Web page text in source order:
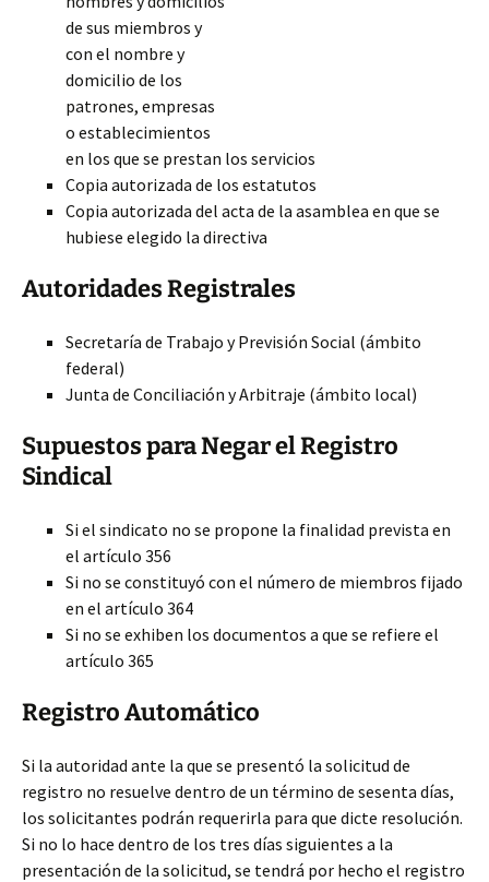
de sus miembros y
con el nombre y
domicilio de los
patrones, empresas
o establecimientos
en los que se prestan los servicios
Copia autorizada de los estatutos
Copia autorizada del acta de la asamblea en que se
hubiese elegido la directiva
Autoridades Registrales
Secretaría de Trabajo y Previsión Social (ámbito
federal)
Junta de Conciliación y Arbitraje (ámbito local)
Supuestos para Negar el Registro
Sindical
Si el sindicato no se propone la finalidad prevista en
el artículo 356
Si no se constituyó con el número de miembros fijado
en el artículo 364
Si no se exhiben los documentos a que se refiere el
artículo 365
Registro Automático
Si la autoridad ante la que se presentó la solicitud de
registro no resuelve dentro de un término de sesenta días,
los solicitantes podrán requerirla para que dicte resolución.
Si no lo hace dentro de los tres días siguientes a la
presentación de la solicitud, se tendrá por hecho el registro